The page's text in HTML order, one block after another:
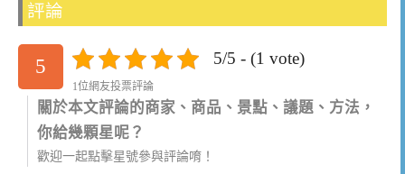
評論
5 5/5 - (1 vote)
1位網友投票評論
關於本文評論的商家、商品、景點、議題、方法，
你給幾顆星呢？
歡迎一起點擊星號參與評論唷！